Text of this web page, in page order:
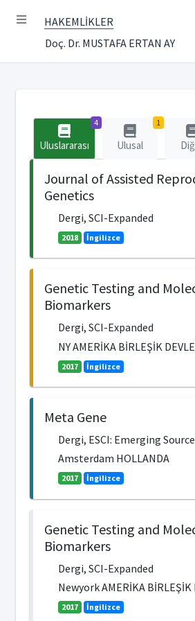
HAKEMLİKLER
Doç. Dr. MUSTAFA ERTAN AY
4
Uluslararası
1
Ulusal
Journal of Assisted
Genetics
Dergi, SCI-Expanded
2018 İngilizce
Genetic Testing and
Biomarkers
Dergi, SCI-Expanded
NY AMERİKA BİRLEŞİK
2017 İngilizce
Meta Gene
Dergi, ESCI: Emerging
Amsterdam HOLLANDA
2017 İngilizce
Genetic Testing and
Biomarkers
Dergi, SCI-Expanded
Newyork AMERİKA BİRLEŞİK
2017 İngilizce